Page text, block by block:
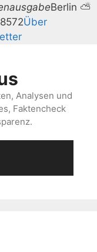
Berlin ⛅
Über
Analysen und
Faktencheck